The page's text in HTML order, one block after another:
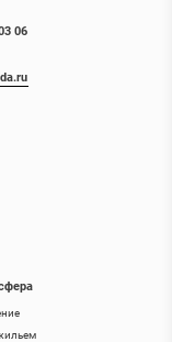
06